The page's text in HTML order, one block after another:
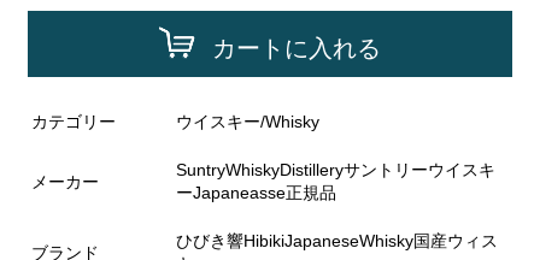
カートに入れる
カテゴリー ウイスキー/Whisky
メーカー
SuntryWhiskyDistilleryサントリーウイスキ
ーJapaneasse正規品
ブランド
ひびき響HibikiJapaneseWhisky国産ウィス